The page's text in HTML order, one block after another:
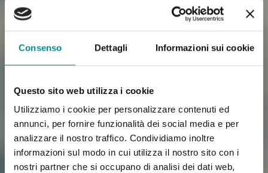
Consenso Dettagli Informazioni sui cookie
Questo sito web utilizza i cookie
Utilizziamo i cookie per personalizzare contenuti ed
annunci, per fornire funzionalità dei social media e per
analizzare il nostro traffico. Condividiamo inoltre
informazioni sul modo in cui utilizza il nostro sito con i
nostri partner che si occupano di analisi dei dati web,